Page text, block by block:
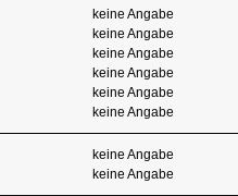
keine Angabe
keine Angabe
keine Angabe
keine Angabe
keine Angabe
keine Angabe
keine Angabe
keine Angabe